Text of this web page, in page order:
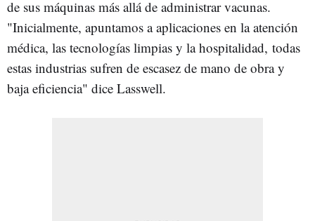
de sus máquinas más allá de administrar vacunas.
"Inicialmente, apuntamos a aplicaciones en la atención
médica, las tecnologías limpias y la hospitalidad, todas
estas industrias sufren de escasez de mano de obra y
baja eficiencia" dice Lasswell.